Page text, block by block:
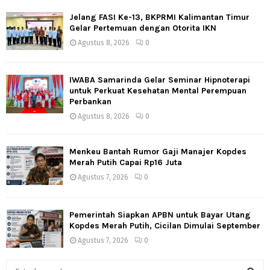
Jelang FASI Ke-13, BKPRMI Kalimantan Timur
Gelar Pertemuan dengan Otorita IKN
Agustus 8, 2026 0
IWABA Samarinda Gelar Seminar Hipnoterapi
untuk Perkuat Kesehatan Mental Perempuan
Perbankan
Agustus 8, 2026 0
Menkeu Bantah Rumor Gaji Manajer Kopdes
Merah Putih Capai Rp16 Juta
Agustus 7, 2026 0
Pemerintah Siapkan APBN untuk Bayar Utang
Kopdes Merah Putih, Cicilan Dimulai September
Agustus 7, 2026 0